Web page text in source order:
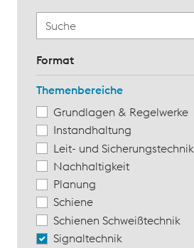
Format
Themenbereiche
Grundlagen & Regelwerke
Instandhaltung
Leit- und Sicherungstechnik
Nachhaltigkeit
Planung
Schiene
Schienen Schweißtechnik
Signaltechnik